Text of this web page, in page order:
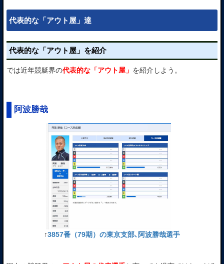
代表的な「アウト屋」達
代表的な「アウト屋」を紹介
では近年競艇界の代表的な「アウト屋」 を紹介しよう。
阿波勝哉
↑3857番（79期）の東京支部､阿波勝哉選手